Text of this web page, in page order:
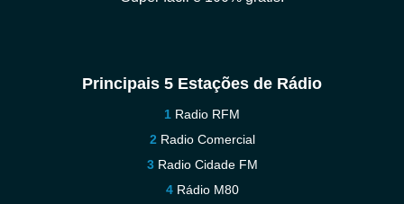
Principais 5 Estações de Rádio
Radio RFM
Radio Comercial
Radio Cidade FM
Rádio M80